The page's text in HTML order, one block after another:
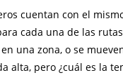
cuentan con el
cada una de las
una zona, o se
alta, pero ¿cuál es la